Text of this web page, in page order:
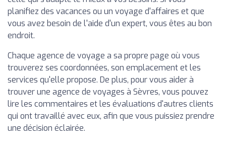
planifiez des vacances ou un voyage d'affaires et que
vous avez besoin de l'aide d'un expert, vous êtes au bon
endroit.
Chaque agence de voyage a sa propre page où vous
trouverez ses coordonnées, son emplacement et les
services qu'elle propose. De plus, pour vous aider à
trouver une agence de voyages à Sèvres, vous pouvez
lire les commentaires et les évaluations d'autres clients
qui ont travaillé avec eux, afin que vous puissiez prendre
une décision éclairée.